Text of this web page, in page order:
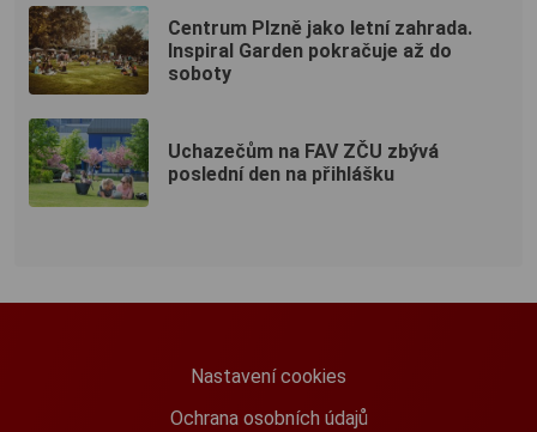
Centrum Plzně jako letní zahrada.
Inspiral Garden pokračuje až do
soboty
Uchazečům na FAV ZČU zbývá
poslední den na přihlášku
Nastavení cookies
Ochrana osobních údajů